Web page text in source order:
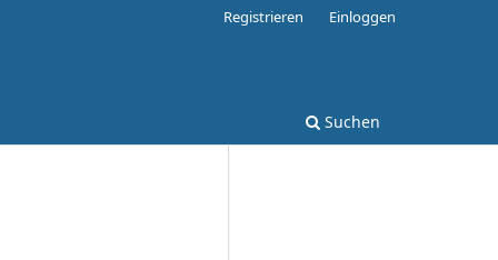
Suchen
Registrieren Einloggen